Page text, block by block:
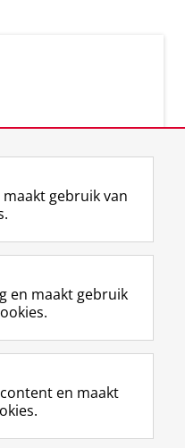
F
a
e
b
o
p
a
i
L
i
k
e
I
-
p
g
R
S
-
f
e
R
k
I
n
t
r
m
c
Y
o
T
e
k
a
gebruik van
en maakt gebruik
en maakt